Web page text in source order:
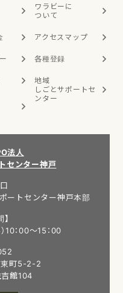
ワラビーに
ついて
アクセスマップ
各種登録
地域
しごとサポートセ
ンター
法人
センター神戸
ートセンター神戸本部
10：00～15：00
東町5-2-2
館104